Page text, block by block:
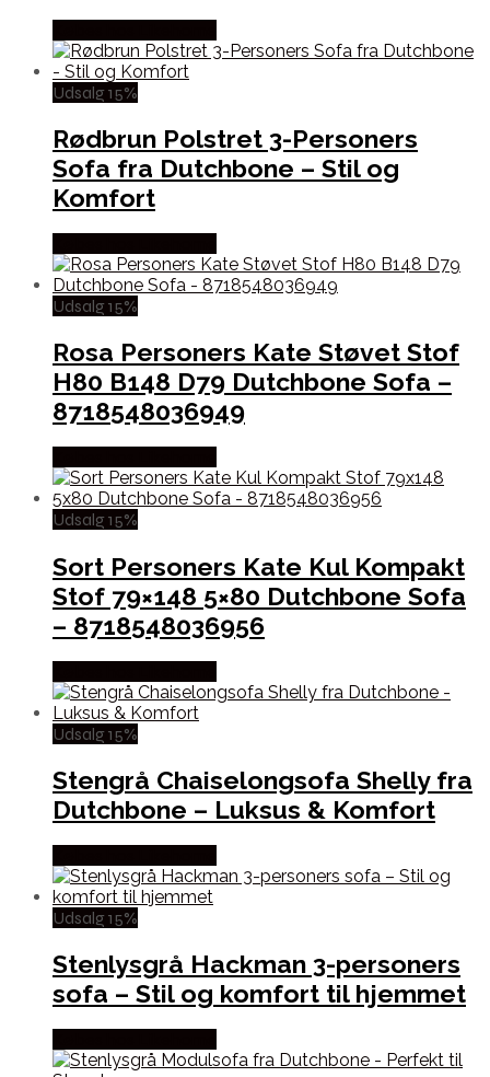
Udsalg 15%
Rødbrun Polstret 3-Personers
Sofa fra Dutchbone – Stil og
Komfort
Udsalg 15%
Rosa Personers Kate Støvet Stof
H80 B148 D79 Dutchbone Sofa –
8718548036949
Udsalg 15%
Sort Personers Kate Kul Kompakt
Stof 79×148 5×80 Dutchbone Sofa
– 8718548036956
Udsalg 15%
Stengrå Chaiselongsofa Shelly fra
Dutchbone – Luksus & Komfort
Udsalg 15%
Stenlysgrå Hackman 3-personers
sofa – Stil og komfort til hjemmet